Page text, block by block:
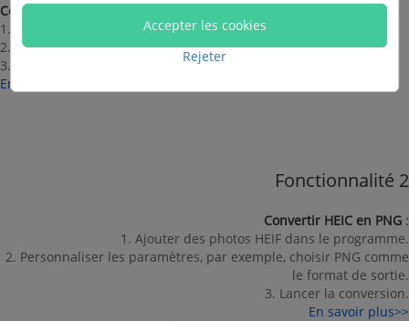
Convertir HEIC en JPG
1. Ajouter des photos HEIC dans le programme.
2. Sélectionner JPG/JPEG et la qualité pour convertir.
3. Lancer la conversion.
En savoir plus>>
Fonctionnalité 2
Convertir HEIC en PNG :
1. Ajouter des photos HEIF dans le programme.
2. Personnaliser les paramètres, par exemple, choisir PNG comme
le format de sortie.
3. Lancer la conversion.
En savoir plus>>
Accepter les cookies
Rejeter